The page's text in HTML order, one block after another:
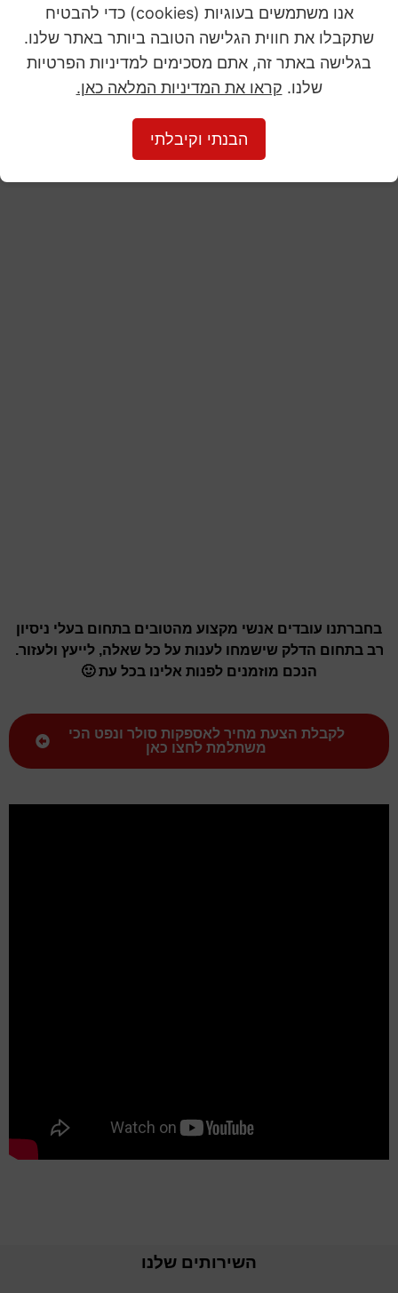
בחברתנו עובדים אנשי מקצוע מהטובים בתחום בעלי ניסיון
רב בתחום הדלק שישמחו לענות על כל שאלה, לייעץ ולעזור.
הנכם מוזמנים לפנות אלינו בכל עת 🙂
לקבלת הצעת מחיר לאספקות סולר ונפט הכי
משתלמת לחצו כאן
השירותים שלנו
אנו משתמשים בעוגיות (cookies) כדי להבטיח
שתקבלו את חווית הגלישה הטובה ביותר באתר שלנו.
בגלישה באתר זה, אתם מסכימים למדיניות הפרטיות
שלנו. קראו את המדיניות המלאה כאן.
הבנתי וקיבלתי